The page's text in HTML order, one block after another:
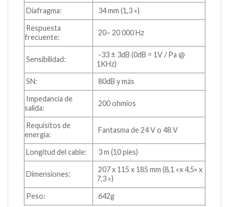
Diafragma:
34 mm (1,3 «)
Respuesta
frecuente:
20– 20 000 Hz
Sensibilidad:
-33 ± 3dB (0dB = 1V / Pa @
1KHz)
SN:
80dB y más
Impedancia de
salida:
200 ohmios
Requisitos de
energía:
Fantasma de 24 V o 48 V
Longitud del cable: 3 m (10 pies)
Dimensiones:
207 x 115 x 185 mm (8,1 «x 4,5» x
7,3 «)
Peso:
642g